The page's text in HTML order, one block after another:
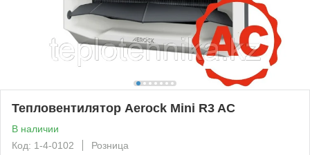
Тепловентилятор Aerock Mini R3 AC
В наличии
Код: 1-4-0102
Розница